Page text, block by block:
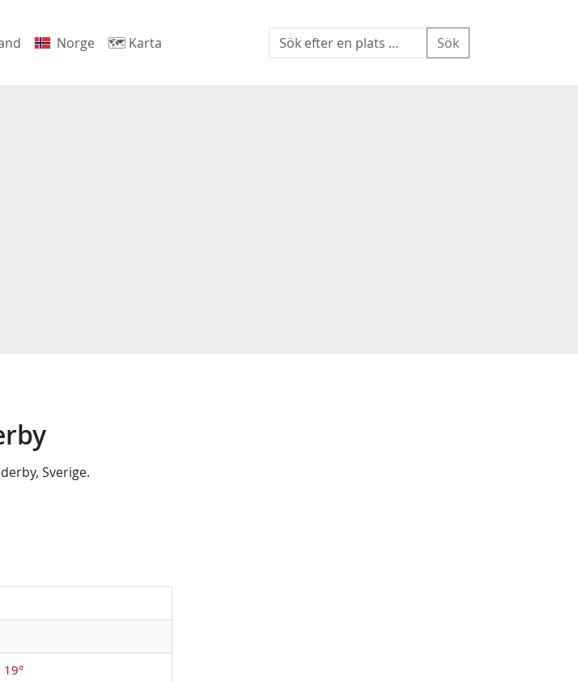
Norge 🗺 Karta
Sverige.
19°